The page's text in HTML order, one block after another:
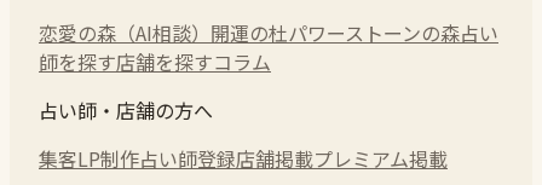
恋愛の森（AI相談） 開運の杜パワーストーンの森占い
師を探す店舗を探すコラム
占い師・店舗の方へ
集客LP制作占い師登録店舗掲載プレミアム掲載